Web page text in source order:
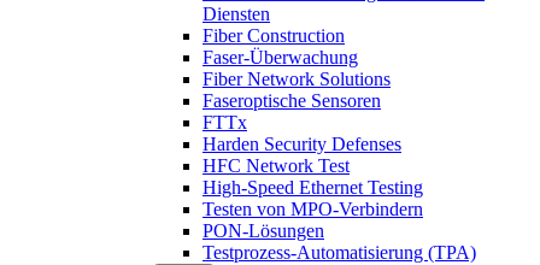
Diensten
Fiber Construction
Faser-Überwachung
Fiber Network Solutions
Faseroptische Sensoren
FTTx
Harden Security Defenses
HFC Network Test
High-Speed Ethernet Testing
Testen von MPO-Verbindern
PON-Lösungen
Testprozess-Automatisierung (TPA)